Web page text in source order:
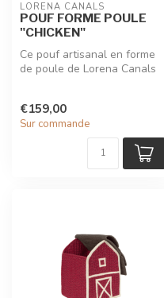
LORENA CANALS
POUF FORME POULE
"CHICKEN"
Ce pouf artisanal en forme
de poule de Lorena Canals
€159,00
Sur commande